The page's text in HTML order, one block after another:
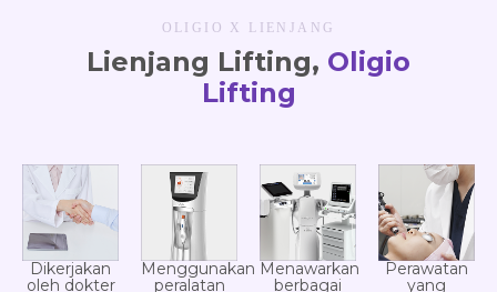
OLIGIO X LIENJANG
Lienjang Lifting, Oligio
Lifting
Dikerjakan
oleh dokter
Menggunakan
peralatan
Menawarkan
berbagai
Perawatan
yang